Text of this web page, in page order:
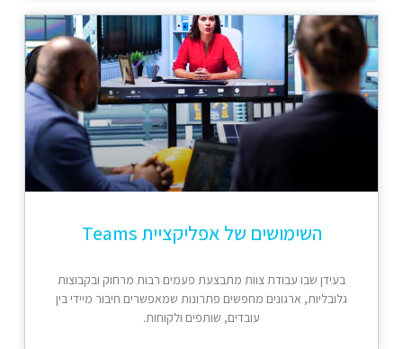
השימושים של אפליקציית Teams
בעידן שבו עבודת צוות מתבצעת פעמים רבות מרחוק ובקבוצות
גלובליות, ארגונים מחפשים פתרונות שמאפשרים חיבור מיידי בין
עובדים, שותפים ולקוחות.